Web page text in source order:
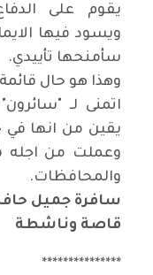
يقوم على
ويسود فيها
سأمنحها تأييدي.
وهذا هو حال
اتمنى لـ
يقين من انها في
وعملت من اجله
والمحافظات.
سافرة جميل
قاصة وناشطة
***************